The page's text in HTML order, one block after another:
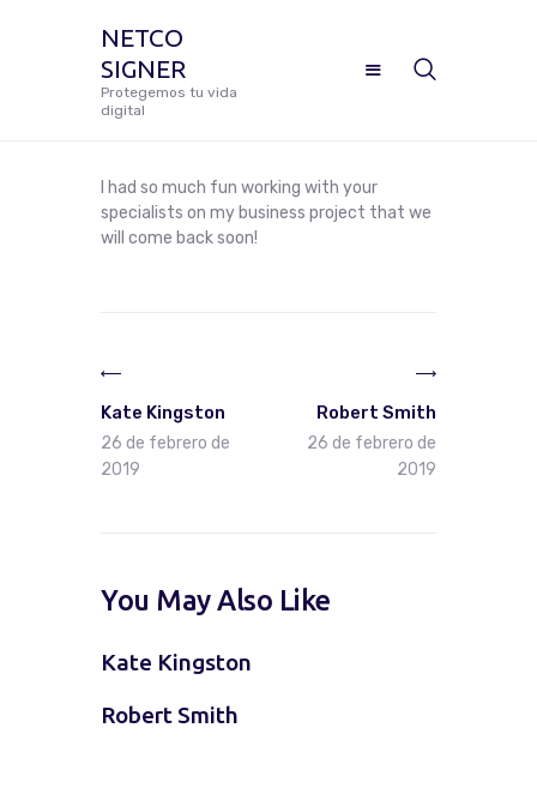
NETCO
SIGNER
Protegemos tu vida
digital
NETCO SIGNER
Preguntas Frecuentes
Solicitar Soporte
I had so much fun working with your
specialists on my business project that we
will come back soon!
de
entradas
post:
Kate Kingston
26 de febrero de
2019
Robert Smith
26 de febrero de
2019
You May Also Like
Kate Kingston
Robert Smith